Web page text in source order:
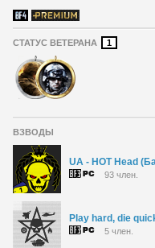
СТАТУС ВЕТЕРАНА 1
ВЗВОДЫ
UA - HOT Head
93 член.
Play hard, die
5 член.